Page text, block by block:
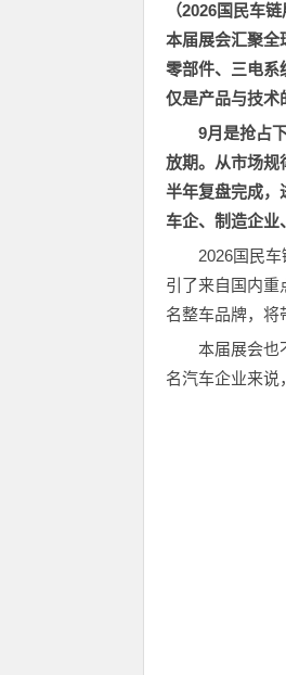
（2026国民车链
本届展会汇聚全
零部件、三电系
仅是产品与技术
9月是抢占
放期。从市场规
半年复盘完成，
车企、制造企业
2026国民
引了来自国内重
名整车品牌，将
本届展会也
名汽车企业来说